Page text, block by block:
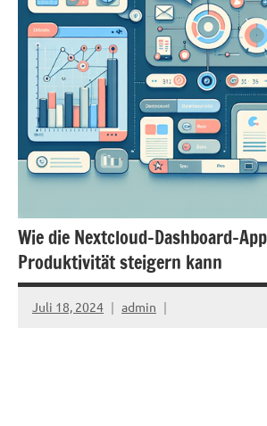
Wie die Nextcloud-Dashboard-
Produktivität steigern kann
Juli 18, 2024 admin